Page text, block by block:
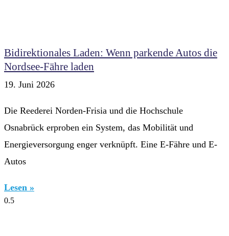
Bidirektionales Laden: Wenn parkende Autos die
Nordsee-Fähre laden
19. Juni 2026
Die Reederei Norden-Frisia und die Hochschule
Osnabrück erproben ein System, das Mobilität und
Energieversorgung enger verknüpft. Eine E-Fähre und E-
Autos
Lesen »